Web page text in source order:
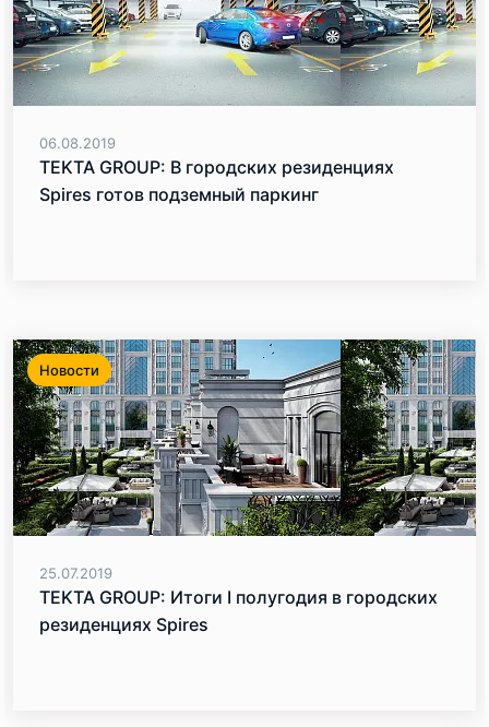
06.08.2019
TEKTA GROUP: В городских резиденциях
Spires готов подземный паркинг
Новости
25.07.2019
TEKTA GROUP: Итоги I полугодия в городских
резиденциях Spires